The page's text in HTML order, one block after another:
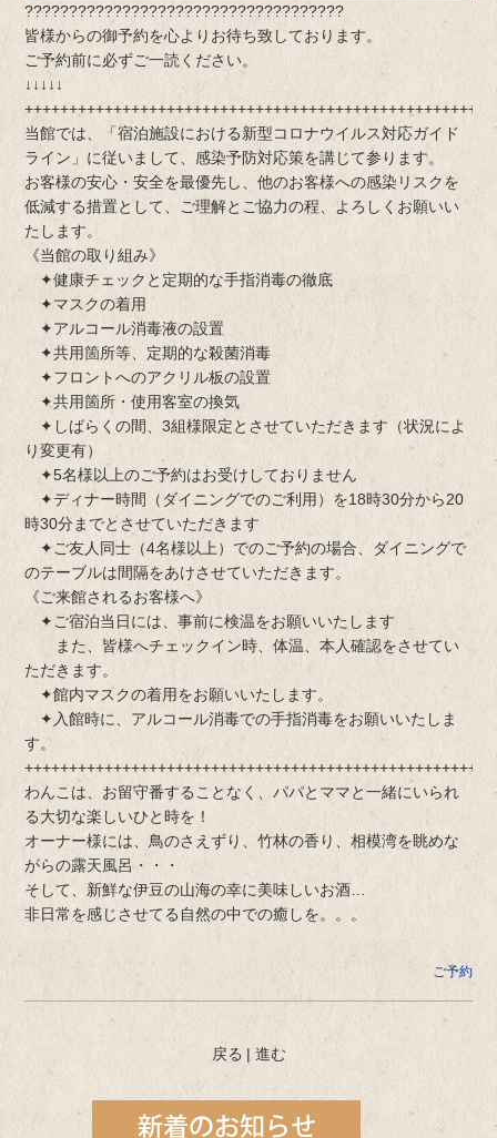
????????????????????????????????????
皆様からの御予約を心よりお待ち致しております。
ご予約前に必ずご一読ください。
↓↓↓↓↓
当館では、「宿泊施設における新型コロナウイルス対応ガイド
ライン」に従いまして、感染予防対応策を講じて参ります。
お客様の安心・安全を最優先し、他のお客様への感染リスクを
低減する措置として、ご理解とご協力の程、よろしくお願いい
たします。
《当館の取り組み》
✦健康チェックと定期的な手指消毒の徹底
✦マスクの着用
✦アルコール消毒液の設置
✦共用箇所等、定期的な殺菌消毒
✦フロントへのアクリル板の設置
✦共用箇所・使用客室の換気
✦しばらくの間、3組様限定とさせていただきます（状況によ
り変更有）
✦5名様以上のご予約はお受けしておりません
✦ディナー時間（ダイニングでのご利用）を18時30分から20
時30分までとさせていただきます
✦ご友人同士（4名様以上）でのご予約の場合、ダイニングで
のテーブルは間隔をあけさせていただきます。
《ご来館されるお客様へ》
✦ご宿泊当日には、事前に検温をお願いいたします
また、皆様へチェックイン時、体温、本人確認をさせてい
ただきます。
✦館内マスクの着用をお願いいたします。
✦入館時に、アルコール消毒での手指消毒をお願いいたしま
す。
わんこは、お留守番することなく、パパとママと一緒にいられ
る大切な楽しいひと時を！
オーナー様には、鳥のさえずり、竹林の香り、相模湾を眺めな
がらの露天風呂・・・
そして、新鮮な伊豆の山海の幸に美味しいお酒…
非日常を感じさせてる自然の中での癒しを。。。
ご予約
戻る | 進む